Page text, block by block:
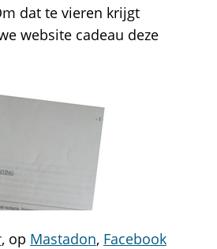
dat te vieren krijgt
website cadeau deze
, op Mastadon, Facebook